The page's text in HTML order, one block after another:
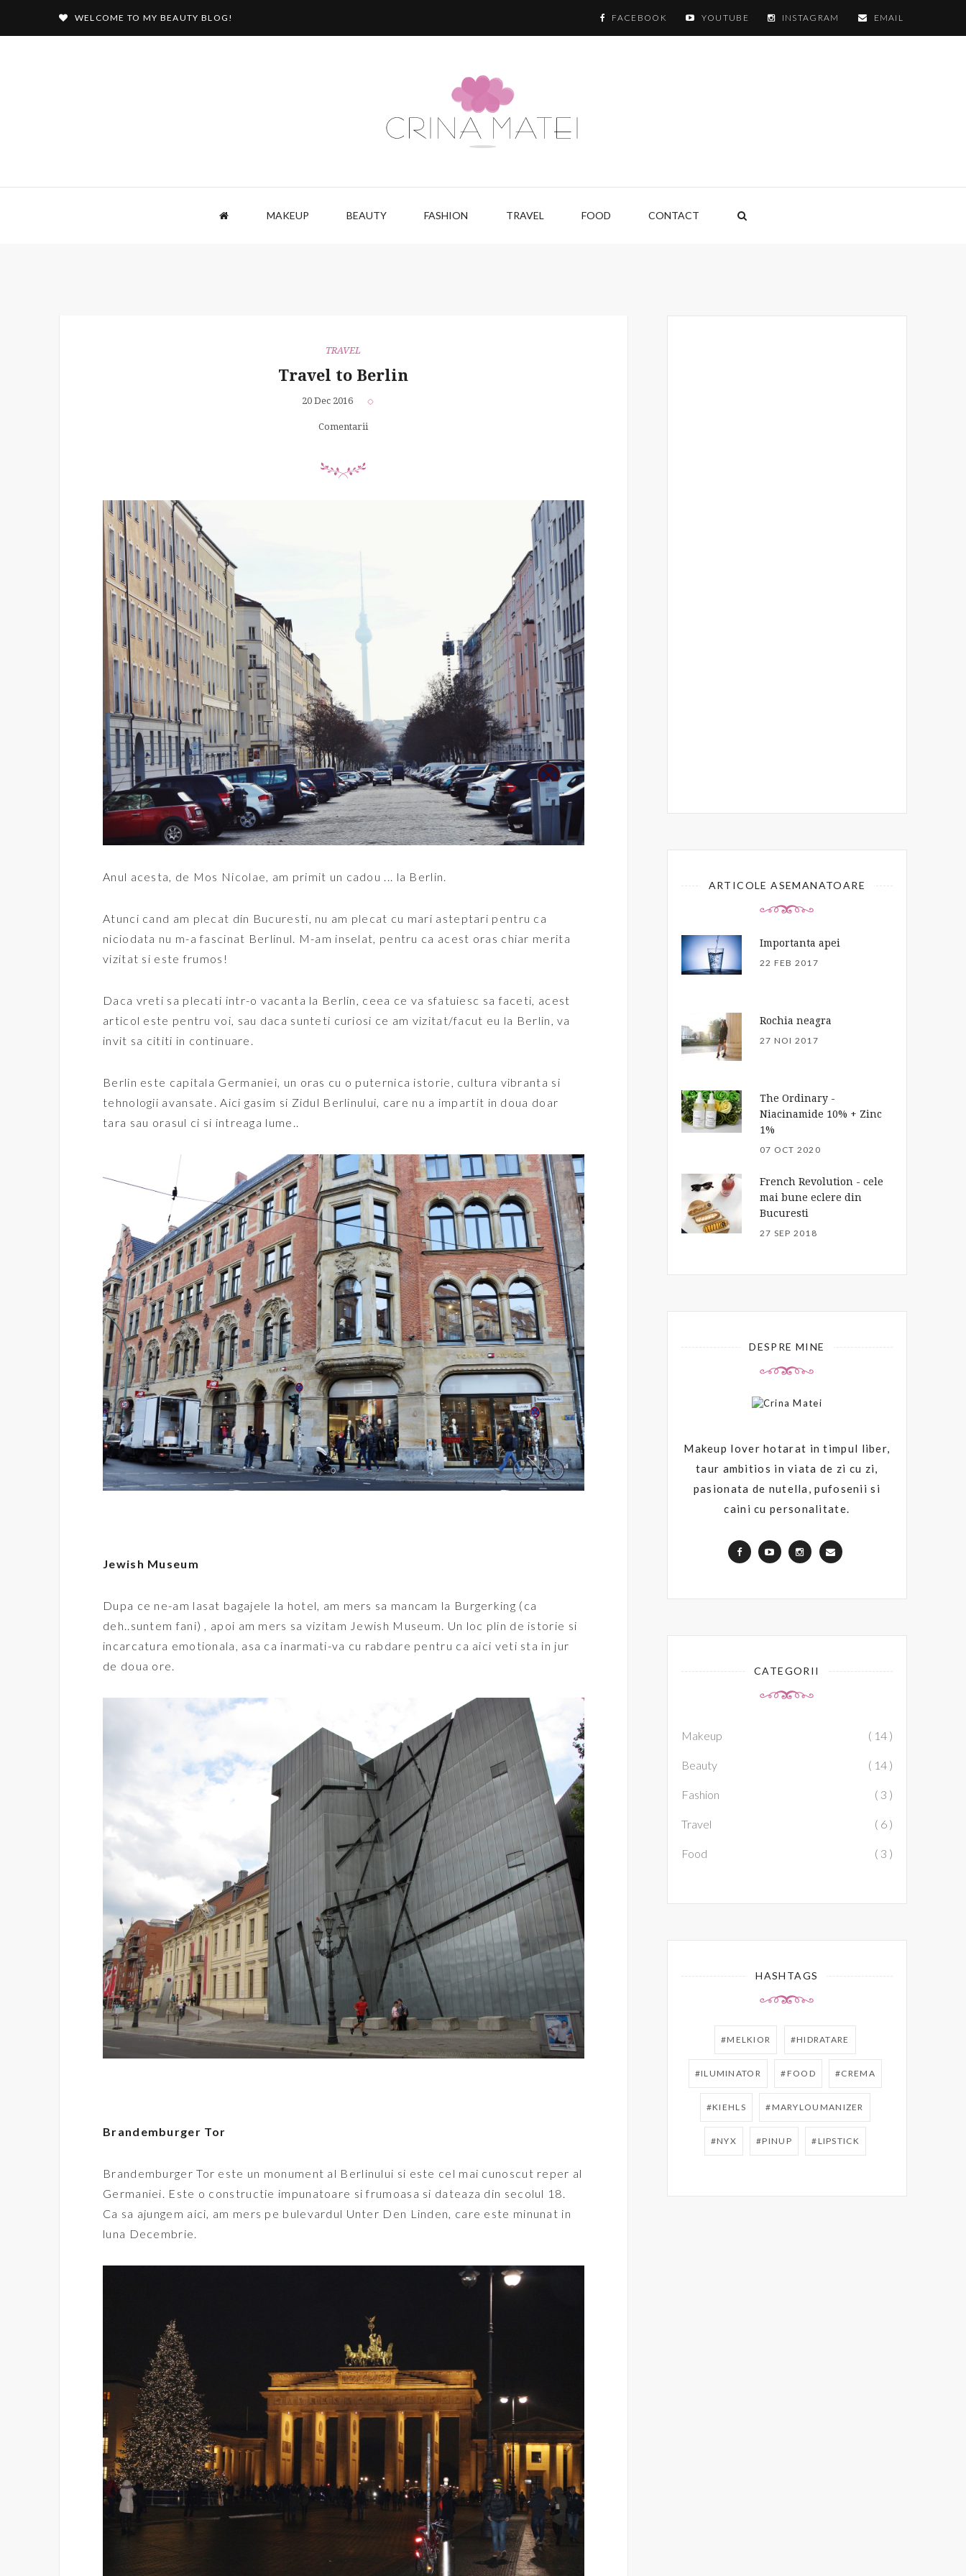
WELCOME TO MY BEAUTY BLOG! FACEBOOK YOUTUBE INSTAGRAM EMAIL
MAKEUP BEAUTY FASHION TRAVEL FOOD CONTACT
TRAVEL
Travel to Berlin
20 Dec 2016
Comentarii
Anul acesta, de Mos Nicolae, am primit un cadou ... la Berlin.
Atunci cand am plecat din Bucuresti, nu am plecat cu mari asteptari pentru ca
niciodata nu m-a fascinat Berlinul. M-am inselat, pentru ca acest oras chiar merita
vizitat si este frumos!
Daca vreti sa plecati intr-o vacanta la Berlin, ceea ce va sfatuiesc sa faceti, acest
articol este pentru voi, sau daca sunteti curiosi ce am vizitat/facut eu la Berlin, va
invit sa cititi in continuare.
Berlin este capitala Germaniei, un oras cu o puternica istorie, cultura vibranta si
tehnologii avansate. Aici gasim si Zidul Berlinului, care nu a impartit in doua doar
tara sau orasul ci si intreaga lume..
Jewish Museum
Dupa ce ne-am lasat bagajele la hotel, am mers sa mancam la Burgerking (ca
deh..suntem fani) , apoi am mers sa vizitam Jewish Museum. Un loc plin de istorie si
incarcatura emotionala, asa ca inarmati-va cu rabdare pentru ca aici veti sta in jur
de doua ore.
Brandemburger Tor
Brandemburger Tor este un monument al Berlinului si este cel mai cunoscut reper al
Germaniei. Este o constructie impunatoare si frumoasa si dateaza din secolul 18.
Ca sa ajungem aici, am mers pe bulevardul Unter Den Linden, care este minunat in
luna Decembrie.
ARTICOLE ASEMANATOARE
Importanta apei
22 FEB 2017
Rochia neagra
27 NOI 2017
The Ordinary -
Niacinamide 10% + Zinc
1%
07 OCT 2020
French Revolution - cele
mai bune eclere din
Bucuresti
27 SEP 2018
DESPRE MINE
Makeup lover hotarat in timpul liber,
taur ambitios in viata de zi cu zi,
pasionata de nutella, pufosenii si
caini cu personalitate.
CATEGORII
Makeup ( 14 )
Beauty ( 14 )
Fashion ( 3 )
Travel ( 6 )
Food ( 3 )
HASHTAGS
#MELKIOR #HIDRATARE
#ILUMINATOR #FOOD #CREMA
#KIEHLS #MARYLOUMANIZER
#NYX #PINUP #LIPSTICK